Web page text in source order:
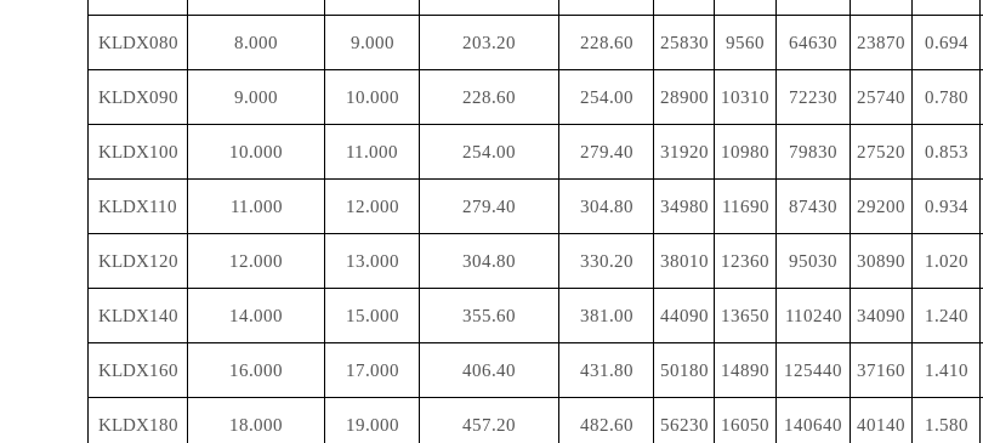
KLDX080 8.000 9.000 203.20 228.60 25830 9560 64630 23870 0.694
KLDX090 9.000 10.000 228.60 254.00 28900 10310 72230 25740 0.780
KLDX100 10.000 11.000 254.00 279.40 31920 10980 79830 27520 0.853
KLDX110 11.000 12.000 279.40 304.80 34980 11690 87430 29200 0.934
KLDX120 12.000 13.000 304.80 330.20 38010 12360 95030 30890 1.020
KLDX140 14.000 15.000 355.60 381.00 44090 13650 110240 34090 1.240
KLDX160 16.000 17.000 406.40 431.80 50180 14890 125440 37160 1.410
KLDX180 18.000 19.000 457.20 482.60 56230 16050 140640 40140 1.580